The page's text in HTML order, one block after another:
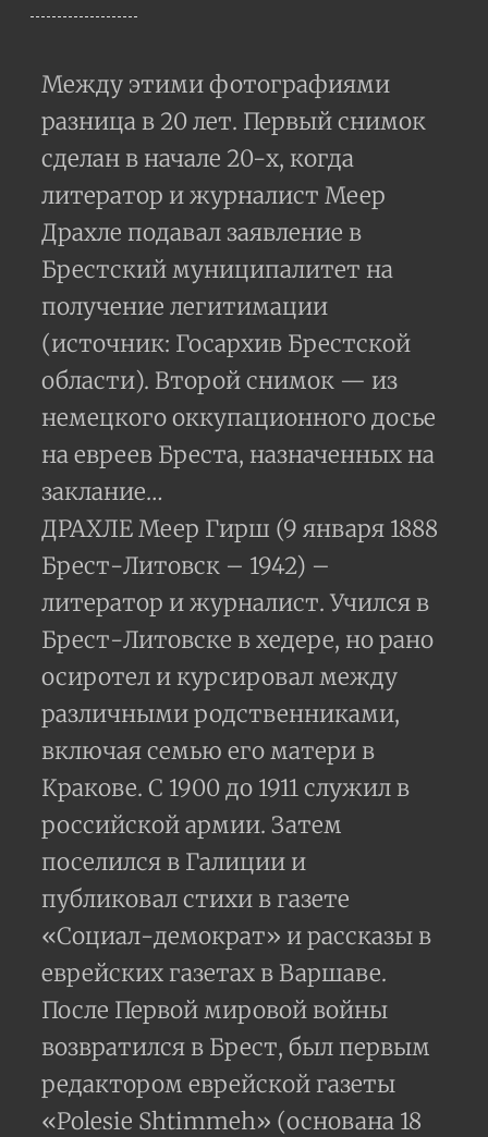
Между этими фотографиями
разница в 20 лет. Первый снимок
сделан в начале 20-х, когда
литератор и журналист Меер
Драхле подавал заявление в
Брестский муниципалитет на
получение легитимации
(источник: Госархив Брестской
области). Второй снимок — из
немецкого оккупационного досье
на евреев Бреста, назначенных на
заклание…
ДРАХЛЕ Меер Гирш (9 января 1888
Брест-Литовск – 1942) –
литератор и журналист. Учился в
Брест-Литовске в хедере, но рано
осиротел и курсировал между
различными родственниками,
включая семью его матери в
Кракове. С 1900 до 1911 служил в
российской армии. Затем
поселился в Галиции и
публиковал стихи в газете
«Социал-демократ» и рассказы в
еврейских газетах в Варшаве.
После Первой мировой войны
возвратился в Брест, был первым
редактором еврейской газеты
«Polesie Shtimmeh» (основана 18